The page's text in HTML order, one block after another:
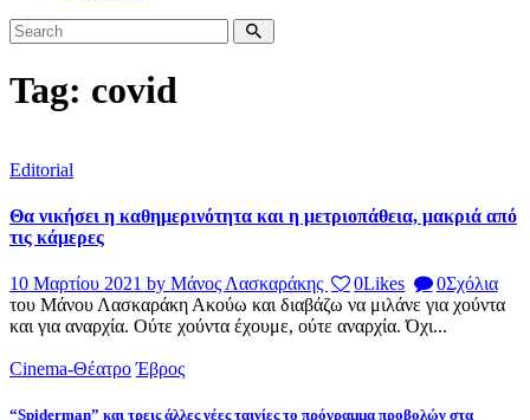
Tag: covid
Editorial
Θα νικήσει η καθημερινότητα και η μετριοπάθεια, μακριά από
τις κάμερες
10 Μαρτίου 2021 by Μάνος Λασκαράκης 0Likes 0Σχόλια
του Μάνου Λασκαράκη Ακούω και διαβάζω να μιλάνε για χούντα
και για αναρχία. Ούτε χούντα έχουμε, ούτε αναρχία. Όχι...
Cinema-Θέατρο Έβρος
“Spiderman” και τρεις άλλες νέες ταινίες το πρόγραμμα προβολών στα